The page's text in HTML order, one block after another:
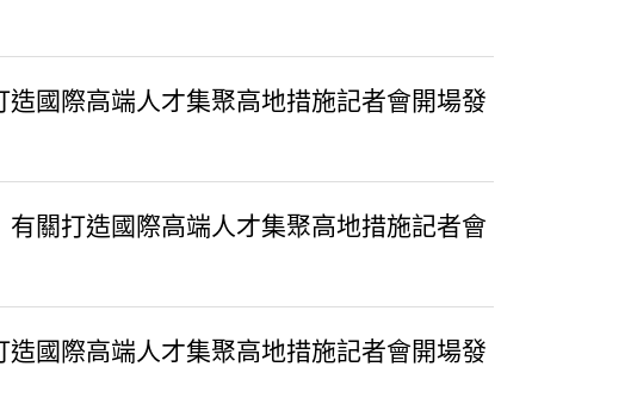
國際高端人才集聚高地措施記者會開場發
關打造國際高端人才集聚高地措施記者會
國際高端人才集聚高地措施記者會開場發